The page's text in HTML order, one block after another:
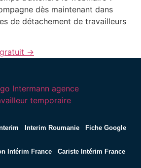
dès maintenant dans
de détachement de travailleurs
gratuit →
Interim Roumanie Fiche Google
Intérim France Cariste Intérim France